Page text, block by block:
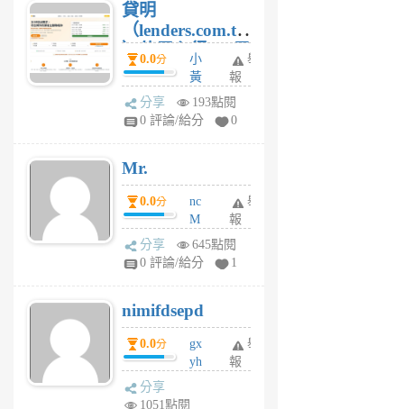
貸明
（lenders.com.tw
）使用心得 — 民
間貸款比較平台
體驗
0.0分
小
黃
蜂
1
舉
報
分享
193點閱
0 評論/給分
0
Mr.
0.0分
nc
M
U
F
U
5
個
月
舉
報
分享
645點閱
0 評論/給分
1
nimifdsepd
0.0分
gx
yh
舉
報
分享
1051點閱